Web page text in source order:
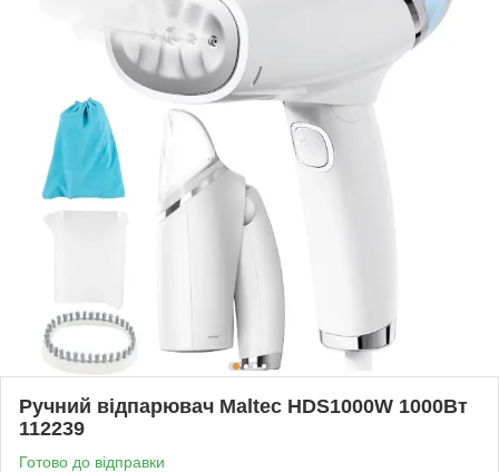
Ручний відпарювач Maltec HDS1000W 1000Вт
112239
Готово до відправки